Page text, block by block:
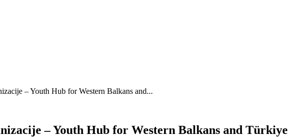
– Youth Hub for Western Balkans and...
– Youth Hub for Western Balkans and Türkiye